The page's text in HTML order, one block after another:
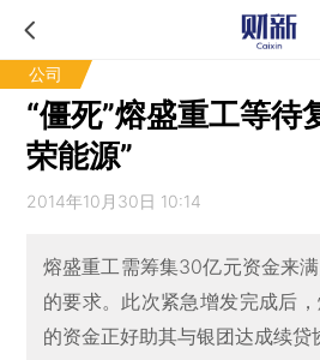
公司
“僵死”熔盛重工等待
荣能源”
2014年10月30日 10:14
熔盛重工需筹集30亿元资金来
的要求。此次紧急增发完成后
的资金正好助其与银团达成续贷